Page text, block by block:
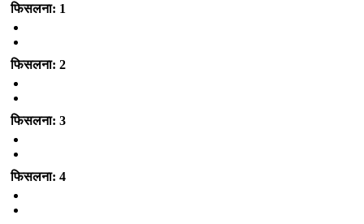
फिसलना: 1
फिसलना: 2
फिसलना: 3
फिसलना: 4